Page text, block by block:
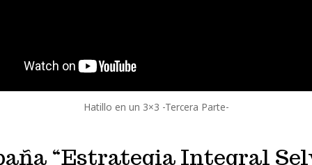
Hatillo en un 3×3 -Tercera Parte-
“Estrategia Integral